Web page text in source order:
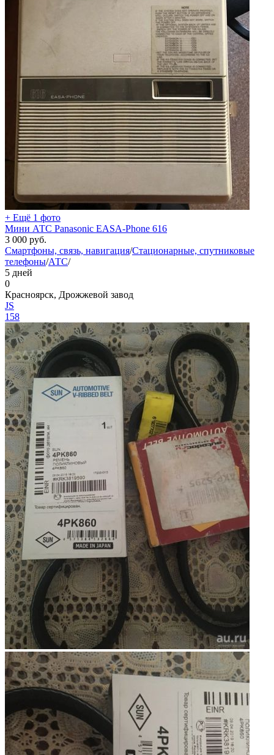
+ Ещё 1 фото
Мини АТС Panasonic EASA-Phone 616
3 000 руб.
Смартфоны, связь, навигация/Стационарные, спутниковые
телефоны/АТС/
5 дней
0
Красноярск, Дрожжевой завод
JS
158